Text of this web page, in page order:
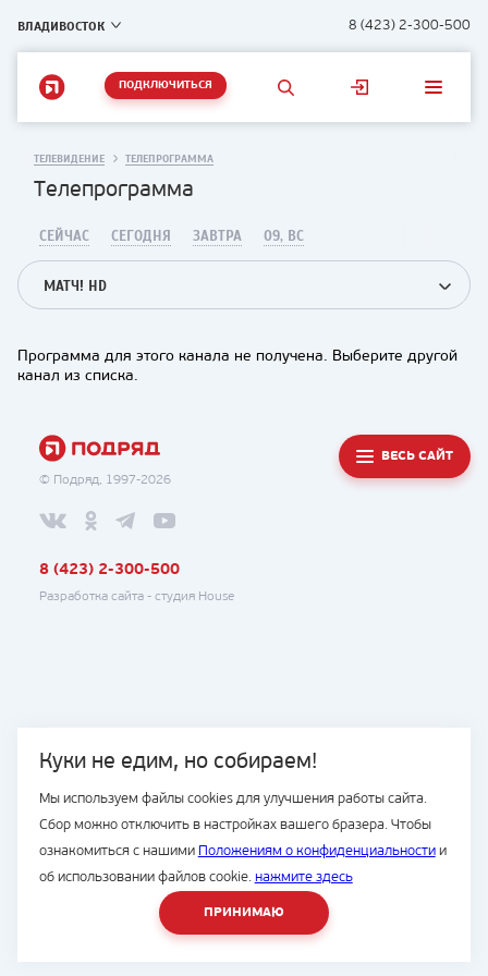
ВЛАДИВОСТОК 8 (423) 2-300-500
ПОДКЛЮЧИТЬСЯ
Куки не едим, но собираем!
Мы используем файлы cookies для улучшения работы сайта.
Сбор можно отключить в настройках вашего бразера. Чтобы
ознакомиться с нашими Положениям о конфиденциальностии
об использовании файлов cookie. нажмите здесь
ПРИНИМАЮ
ТЕЛЕВИДЕНИЕ ТЕЛЕПРОГРАММА
Телепрограмма
СЕЙЧАС СЕГОДНЯ ЗАВТРА 09, ВС
МАТЧ! HD
Программа для этого канала не получена. Выберите другой
канал из списка.
© Подряд, 1997-2026
ВЕСЬ САЙТ
8 (423) 2-300-500
Разработка сайта - студия House